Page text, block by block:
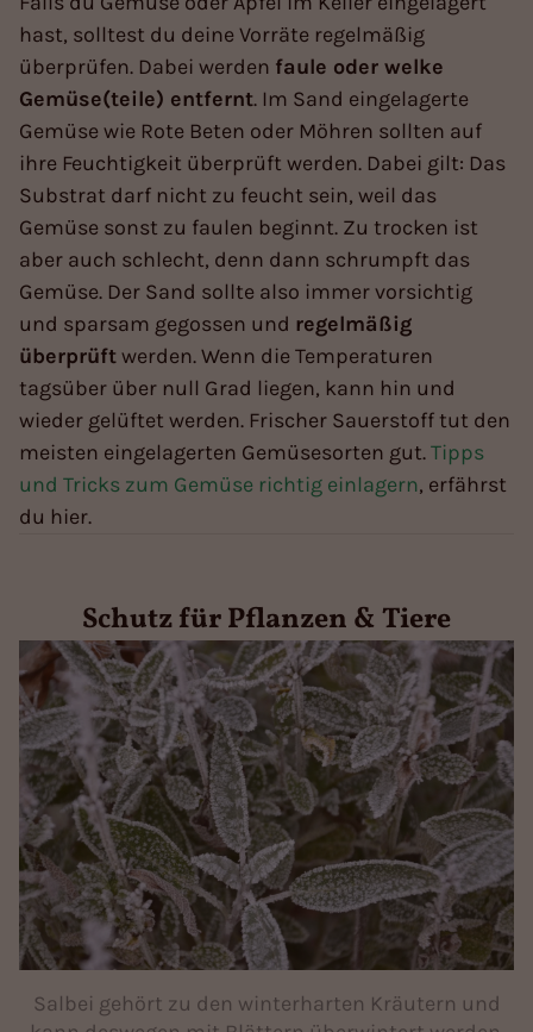
hast, solltest du deine Vorräte regelmäßig
überprüfen. Dabei werden faule oder welke
Gemüse(teile) entfernt. Im Sand eingelagerte
Gemüse wie Rote Beten oder Möhren sollten auf
ihre Feuchtigkeit überprüft werden. Dabei gilt: Das
Substrat darf nicht zu feucht sein, weil das
Gemüse sonst zu faulen beginnt. Zu trocken ist
aber auch schlecht, denn dann schrumpft das
Gemüse. Der Sand sollte also immer vorsichtig
und sparsam gegossen und regelmäßig
überprüftwerden. Wenn die Temperaturen
tagsüber über null Grad liegen, kann hin und
wieder gelüftet werden. Frischer Sauerstoff tut den
meisten eingelagerten Gemüsesorten gut.Tipps
und Tricks zum Gemüse richtig einlagern, erfährst
du hier.
Schutz für Pflanzen & Tiere
Salbei gehört zu den winterharten Kräutern und